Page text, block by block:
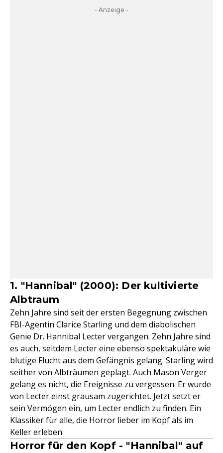
- Anzeige -
1. "Hannibal" (2000): Der kultivierte
Albtraum
Zehn Jahre sind seit der ersten Begegnung zwischen
FBI-Agentin Clarice Starling und dem diabolischen
Genie Dr. Hannibal Lecter vergangen. Zehn Jahre sind
es auch, seitdem Lecter eine ebenso spektakuläre wie
blutige Flucht aus dem Gefängnis gelang. Starling wird
seither von Albträumen geplagt. Auch Mason Verger
gelang es nicht, die Ereignisse zu vergessen. Er wurde
von Lecter einst grausam zugerichtet. Jetzt setzt er
sein Vermögen ein, um Lecter endlich zu finden. Ein
Klassiker für alle, die Horror lieber im Kopf als im
Keller erleben.
Horror für den Kopf - "Hannibal" auf